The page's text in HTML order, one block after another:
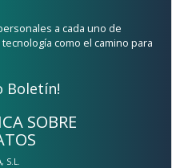
a cada uno de
como el camino para
Boletín!
SOBRE
S.L.